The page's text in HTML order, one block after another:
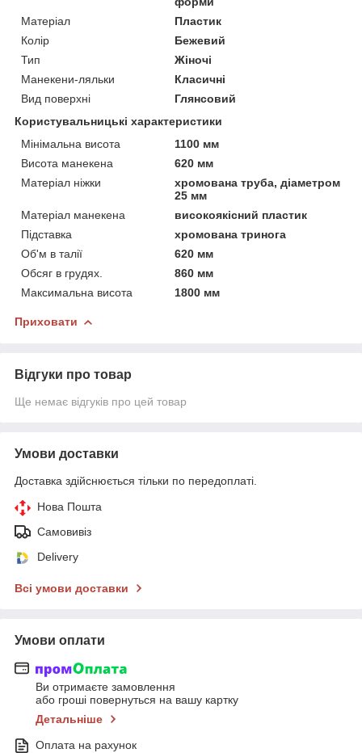
Матеріал
Пластик
Колір
Бежевий
Тип
Жіночі
Манекени-ляльки
Класичні
Вид поверхні
Глянсовий
Користувальницькі характеристики
Мінімальна висота
1100 мм
Висота манекена
620 мм
Матеріал ніжки
хромована труба, діаметром
25 мм
Матеріал манекена
високоякісний пластик
Підставка
хромована тринога
Об'м в талії
620 мм
Обсяг в грудях.
860 мм
Максимальна висота
1800 мм
Приховати
Відгуки про товар
Ще немає відгуків про цей товар
Умови доставки
Доставка здійснюється тільки по передоплаті.
Нова Пошта
Самовивіз
Delivery
Всі умови доставки
Умови оплати
Ви отримаєте замовлення
або гроші повернуться на вашу картку
Детальніше
Оплата на рахунок